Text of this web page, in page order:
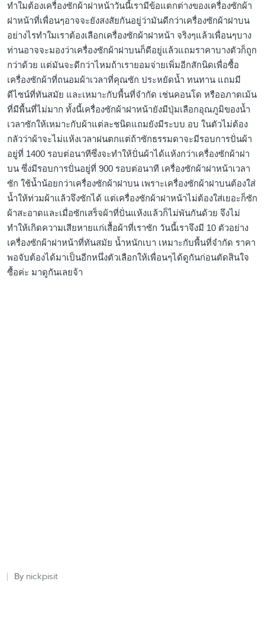
ทำใมต้องเครื่องซักผ้าฝาหน้าวันนี้เรามีข้อแตกต่างของเครื่องซักผ้า
ฝาหน้าที่เพื่อนๆอาจจะยังสงสัยกันอยู่ว่ามันดีกว่าเครื่องซักผ้าฝาบน
อย่างไรทำใมเราต้องเลือกเครื่องซักผ้าฝาหน้า จริงๆแล้วเพื่อนๆบาง
ท่านอาจจะมองว่าเครื่องซักผ้าฝาบนก็ดีอยู่แล้วแถมราคาบางตัวก็ถูก
กว่าด้วย แต่มันจะดีกว่าไหมถ้าเรายอมจ่ายเพิ่มอีกสักนิดเพื่อซื้อ
เครื่องซักผ้าที่ถนอมผ้าเวลาที่คุณซัก ประหยัดน้ำ ทนทาน แถมมี
ดีไซน์ที่ทันสมัย และเหมาะกับพื้นที่จำกัด เช่นคอนโด หรืออภาตเม้น
ที่มีพื้นที่ไม่มาก ทั้งนี้เครื่องซักผ้าฝาหน้ายังมีปุ่มเลือกอุณภูมิของน้ำ
เวลาซักให้เหมาะกับผ้าแต่ละชนิดแถมยังมีระบบ อบ ในตัวไม่ต้อง
กลัวว่าผ้าจะไม่แห้งเวลาฝนตกแต่ถ้าซักธรรมดาจะมีรอบการปั่นผ้า
อยู่ที่ 1400 รอบต่อนาทีซึ่งจะทำให้ปั่นผ้าได้แห้งกว่าเครื่องซักผ้าฝา
บน ซึ่งมีรอบการปั่นอยู่ที่ 900 รอบต่อนาที เครื่องซักผ้าฝาหน้าเวลา
ซัก ใช้น้ำน้อยกว่าเครื่องซักผ้าฝาบน เพราะเครื่องซักผ้าฝาบนต้องใส่
น้ำให้ท่วมผ้าแล้วจึงซักได้ แต่เครื่องซักผ้าฝาหน้าไม่ต้องใส่เยอะก็ซัก
ผ้าสะอาดและเมื่อซักเสร็จผ้าที่ปั่นแห้งแล้วก็ไม่พันกันด้วย จึงไม่
ทำให้เกิดความเสียหายแก่เสื้อผ้าที่เราซัก วันนี้เราจึงมี 10 ตัวอย่าง
เครื่องซักผ้าฝาหน้าที่ทันสมัย น้ำหนักเบา เหมาะกับพื้นที่จำกัด ราคา
พอจับต้องได้มาเป็นอีกหนึ่งตัวเลือกให้เพื่อนๆได้ดูกันก่อนตัดสินใจ
ซื้อค่ะ มาดูกันเลยจ้า
Posted
By nickpisit